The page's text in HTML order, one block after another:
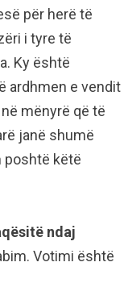
për herë të
i tyre të
Ky është
ardhmen e vendit
mënyrë që të
janë shumë
poshtë këtë
ndaj
Votimi është